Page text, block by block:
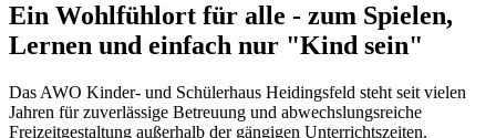
Ein Wohlfühlort für alle - zum Spielen,
Lernen und einfach nur "Kind sein"
Das AWO Kinder- und Schülerhaus Heidingsfeld steht seit vielen
Jahren für zuverlässige Betreuung und abwechslungsreiche
Freizeitgestaltung außerhalb der gängigen Unterrichtszeiten.